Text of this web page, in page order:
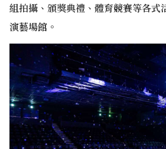
組拍攝、頒獎典禮、體育競賽等各式
演藝場館。